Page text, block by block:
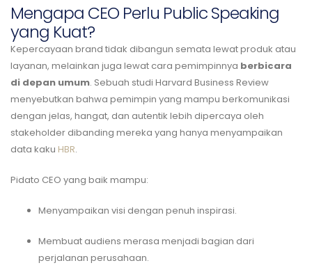
Mengapa CEO Perlu Public Speaking
yang Kuat?
Kepercayaan brand tidak dibangun semata lewat produk atau
layanan, melainkan juga lewat cara pemimpinnya berbicara
di depan umum. Sebuah studi Harvard Business Review
menyebutkan bahwa pemimpin yang mampu berkomunikasi
dengan jelas, hangat, dan autentik lebih dipercaya oleh
stakeholder dibanding mereka yang hanya menyampaikan
data kaku HBR.
Pidato CEO yang baik mampu:
Menyampaikan visi dengan penuh inspirasi.
Membuat audiens merasa menjadi bagian dari
perjalanan perusahaan.